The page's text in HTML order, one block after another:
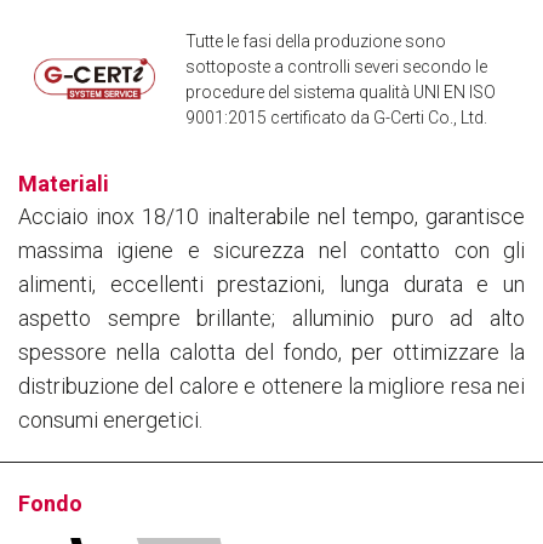
Tutte le fasi della produzione sono
sottoposte a controlli severi secondo le
procedure del sistema qualità UNI EN ISO
9001:2015 certificato da G-Certi Co., Ltd.
Materiali
Acciaio inox 18/10 inalterabile nel tempo, garantisce
massima igiene e sicurezza nel contatto con gli
alimenti, eccellenti prestazioni, lunga durata e un
aspetto sempre brillante; alluminio puro ad alto
spessore nella calotta del fondo, per ottimizzare la
distribuzione del calore e ottenere la migliore resa nei
consumi energetici.
Fondo